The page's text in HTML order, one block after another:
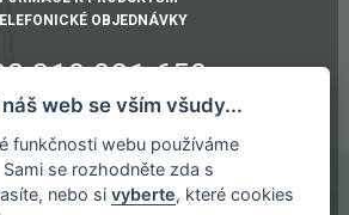
OBJEDNÁVKY
318 821 658
603 932 811
web se vším všudy...
funkčnosti webu používáme
se rozhodněte zda s
nebo sivyberte, které cookies